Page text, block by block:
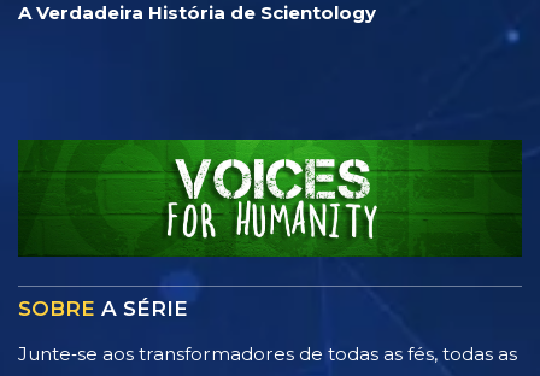
A Verdadeira História de Scientology
SOBRE A SÉRIE
Junte‑se aos transformadores de todas as fés, todas as